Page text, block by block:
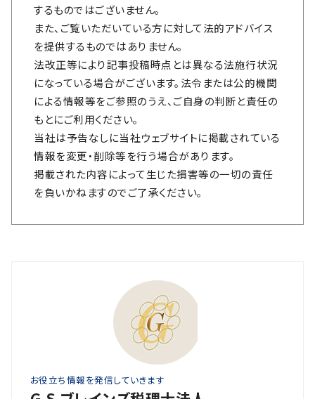
するものではございません。
また、ご覧いただいている方に対して法的アドバイス
を提供するものではありません。
法改正等により記事投稿時点とは異なる法施行状況
になっている場合がございます。法令または公的機関
による情報等をご参照のうえ、ご自身の判断と責任の
もとにご利用ください。
当社は予告なしに当社ウェブサイトに掲載されている
情報を変更・削除等を行う場合があります。
掲載された内容によって生じた損害等の一切の責任
を負いかねますのでご了承ください。
お役立ち情報を発信していきます